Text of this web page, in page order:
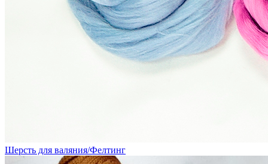
Шерсть для валяния/Фелтинг